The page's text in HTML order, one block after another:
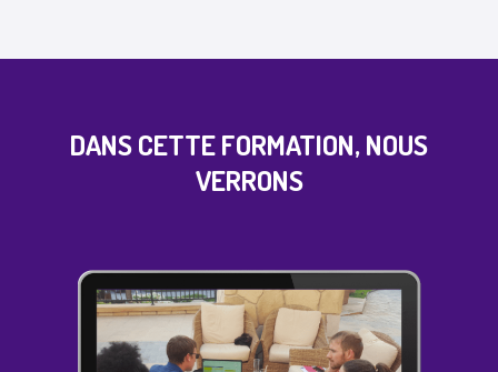
DANS CETTE FORMATION, NOUS
VERRONS